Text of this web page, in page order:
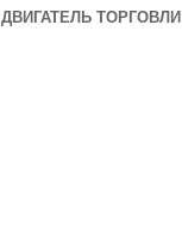
ДВИГАТЕЛЬ ТОРГОВЛИ